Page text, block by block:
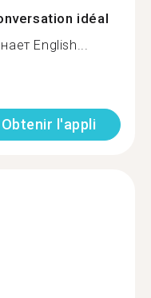
idéal
English...
Obtenir l'appli